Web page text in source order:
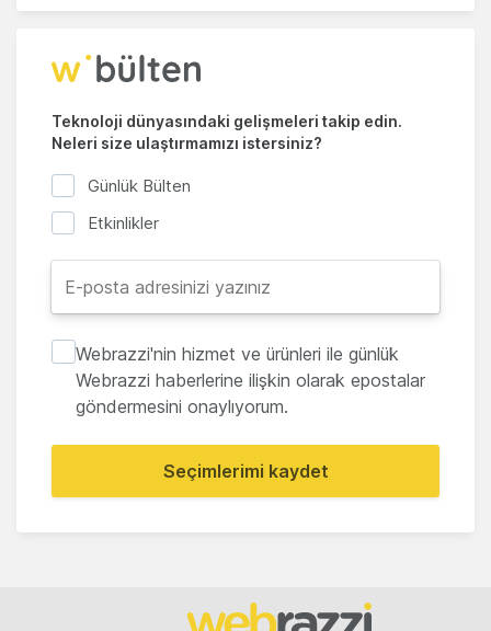
Teknoloji dünyasındaki gelişmeleri takip edin.
Neleri size ulaştırmamızı istersiniz?
Günlük Bülten
Etkinlikler
Webrazzi'nin hizmet ve ürünleri ile günlük
Webrazzi haberlerine ilişkin olarak epostalar
göndermesini onaylıyorum.
Seçimlerimi kaydet